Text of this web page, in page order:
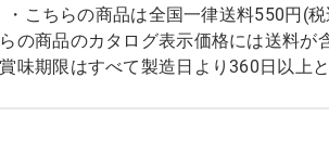
・こちらの商品は全国一律送料550円(
の商品のカタログ表示価格には送料が
味期限はすべて製造日より360日以上と